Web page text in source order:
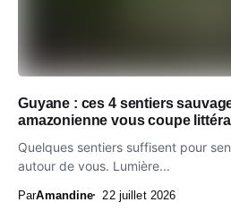
Guyane : ces 4 sentiers
amazonienne vous coupe
Quelques sentiers suffisent pour
autour de vous. Lumière...
ParAmandine 22 juillet 2026